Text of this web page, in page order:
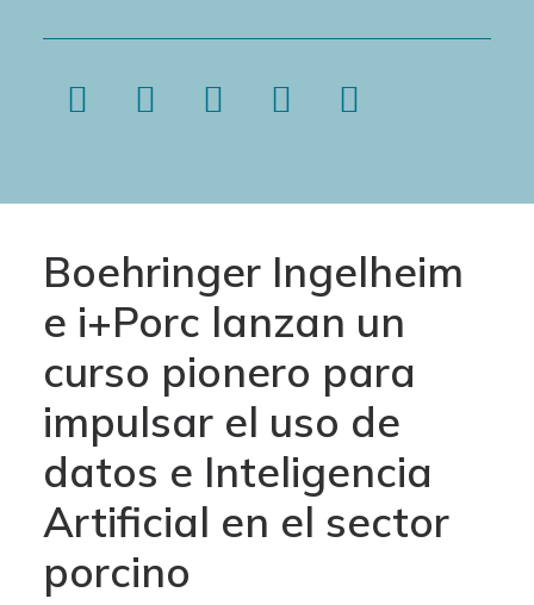
Boehringer Ingelheim
e i+Porc lanzan un
curso pionero para
impulsar el uso de
datos e Inteligencia
Artificial en el sector
porcino